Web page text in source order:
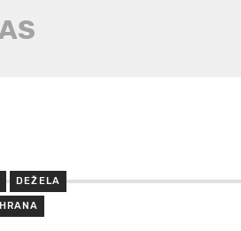
DEŽELA
HRANA